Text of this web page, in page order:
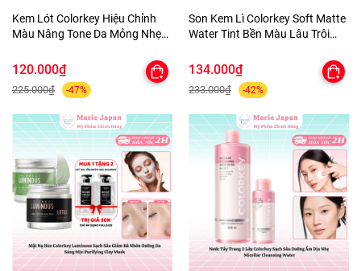
Kem Lót Colorkey Hiệu Chỉnh
Màu Nâng Tone Da Mỏng Nhẹ
Primer 30g - TẶNG 1 BÔNG MÚT
120.000₫
225.000₫ -47%
Son Kem Lì Colorkey Soft Matte
Water Tint Bền Màu Lâu Trôi
MÚT TÍM
134.000₫
233.000₫ -42%